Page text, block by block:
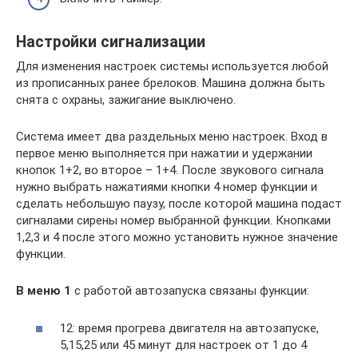
Настройки сигнализации
Для изменения настроек системы используется любой
из прописанных ранее брелоков. Машина должна быть
снята с охраны, зажигание выключено.
Система имеет два раздельных меню настроек. Вход в
первое меню выполняется при нажатии и удержании
кнопок 1+2, во второе – 1+4. После звукового сигнала
нужно выбрать нажатиями кнопки 4 номер функции и
сделать небольшую паузу, после которой машина подаст
сигналами сирены номер выбранной функции. Кнопками
1,2,3 и 4 после этого можно установить нужное значение
функции.
В меню 1 с работой автозапуска связаны функции:
12: время прогрева двигателя на автозапуске,
5,15,25 или 45 минут для настроек от 1 до 4